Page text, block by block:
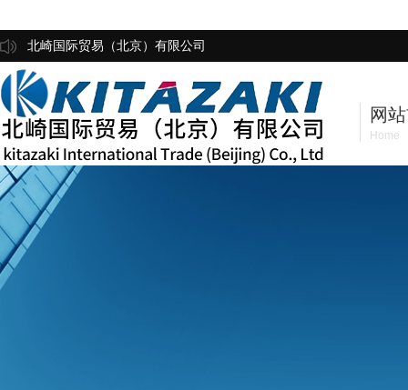
北崎国际贸易（北京）有限公司
网
Home